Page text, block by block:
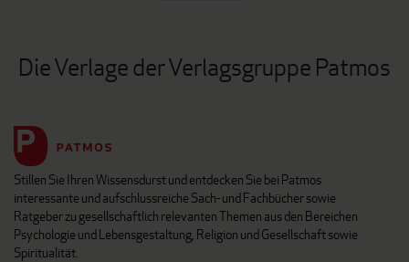
Die Verlage der Verlagsgruppe Patmos
Stillen Sie Ihren Wissensdurst und entdecken Sie bei Patmos
interessante und aufschlussreiche Sach- und Fachbücher sowie
Ratgeber zu gesellschaftlich relevanten Themen aus den Bereichen
Psychologie und Lebensgestaltung, Religion und Gesellschaft sowie
Spiritualität.